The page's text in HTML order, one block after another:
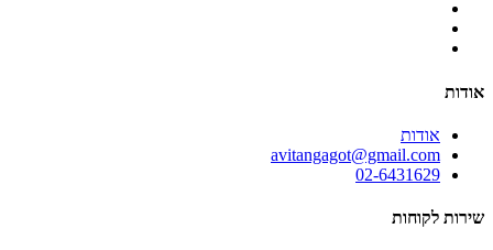
אודות
אודות
avitangagot@gmail.com
02-6431629
שירות לקוחות